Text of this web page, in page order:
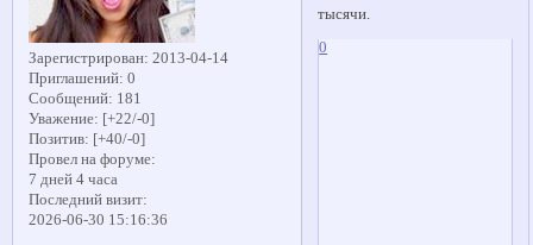
Зарегистрирован: 2013-04-14
Приглашений: 0
Сообщений: 181
Уважение: [+22/-0]
Позитив: [+40/-0]
Провел на форуме:
7 дней 4 часа
Последний визит:
2026-06-30 15:16:36
тысячи.
0